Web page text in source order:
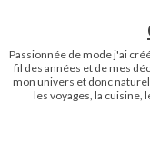
Passionnée de mode j'ai
fil des années et de mes
mon univers et donc
les voyages, la cuisine,